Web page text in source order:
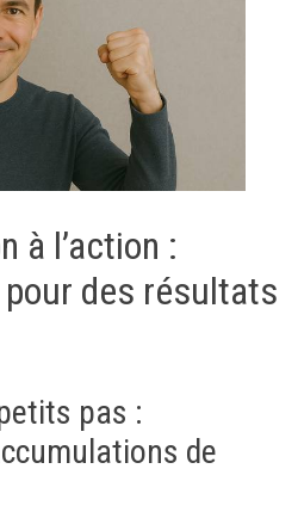
à l’action :
des résultats
pas :
de